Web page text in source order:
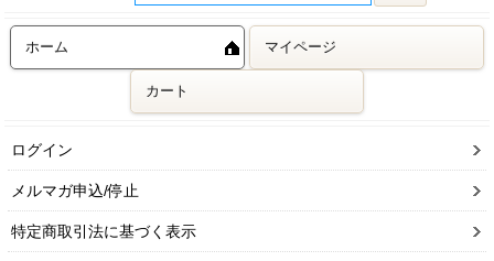
ホーム マイページ
カート
ログイン
メルマガ申込/停止
特定商取引法に基づく表示